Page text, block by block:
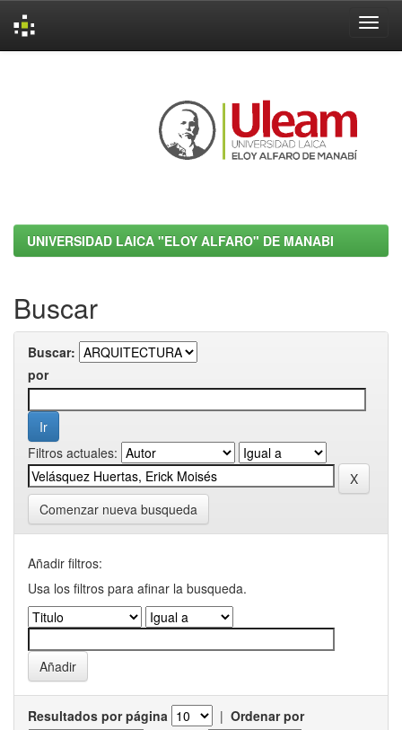
UNIVERSIDAD LAICA "ELOY ALFARO" DE MANABI
Buscar
Buscar:
por
Filtros actuales:
Comenzar nueva busqueda
Añadir filtros:
Usa los filtros para afinar la busqueda.
Resultados por página | Ordenar por